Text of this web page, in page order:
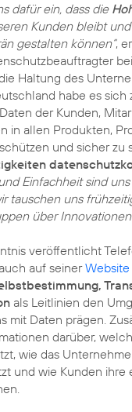
dafür ein, dass die
Kunden bleibt und
gestalten können“,
Haltung des
habe es sich
der Kunden,
in allen Produkten,
und sicher zu
Einfachheit sind
tauschen uns
über Innovationen
veröffentlicht
auf seinerWebsite
als Leitlinien den
mit Daten prägen.
darüber,
wie das
und wie Kunden ihre